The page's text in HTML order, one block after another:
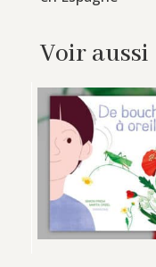
Voir aussi